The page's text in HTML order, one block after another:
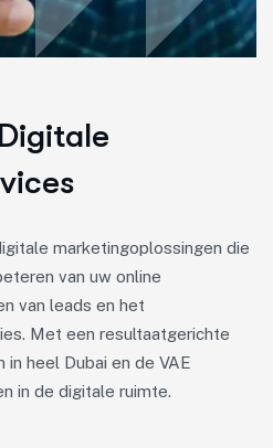
marketingoplossingen die
van uw online
van leads en het
Met een resultaatgerichte
heel Dubai en de VAE
in de digitale ruimte.